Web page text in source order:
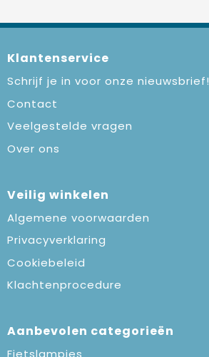
Klantenservice
Schrijf je in voor onze nieuwsbrief!
Contact
Veelgestelde vragen
Over ons
Veilig winkelen
Algemene voorwaarden
Privacyverklaring
Cookiebeleid
Klachtenprocedure
Aanbevolen categorieën
Fietslampjes